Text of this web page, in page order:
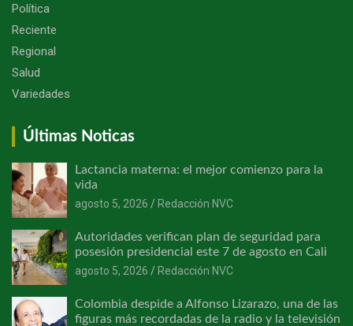
Política
Reciente
Regional
Salud
Variedades
Últimas Noticas
Lactancia materna: el mejor comienzo para la
vida
agosto 5, 2026
Redacción NVC
Autoridades verifican plan de seguridad para
posesión presidencial este 7 de agosto en Cali
agosto 5, 2026
Redacción NVC
Colombia despide a Alfonso Lizarazo, una de las
figuras más recordadas de la radio y la televisión